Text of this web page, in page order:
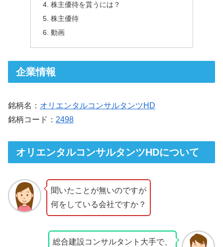
株主優待を貰うには？
株主優待
動画
企業情報
銘柄名： オリエンタルコンサルタンツHD
銘柄コード： 2498
オリエンタルコンサルタンツHDについて
聞いたことが無いのですが
何をしている会社ですか？
総合建設コンサルタント大手で、